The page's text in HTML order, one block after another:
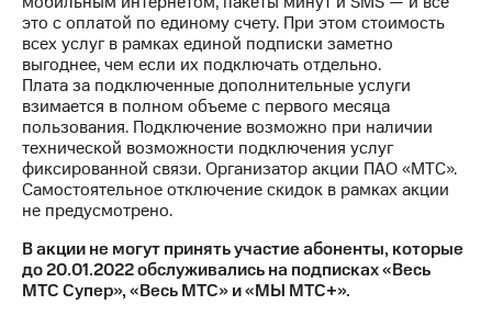
Заказать
SIM-
карту
Оформить
eSIM
SIM-
карта
для
Оформить
чистый
дешевле
при
оплате
с карты
МТС
Деньги
Выберите
и подключите
ТВ
тарифом
это с оплатой по единому счету. При этом стоимость
всех услуг в рамках единой подписки заметно
выгоднее, чем если их подключать отдельно.
Плата за подключенные дополнительные услуги
взимается в полном объеме с первого месяца
пользования. Подключение возможно при наличии
технической возможности подключения услуг
фиксированной связи. Организатор акции ПАО «МТС».
Самостоятельное отключение скидок в рамках акции
не предусмотрено.
В акции не могут принять участие абоненты, которые
до 20.01.2022 обслуживались на подписках «Весь
МТС Супер», «Весь МТС» и «МЫ МТС+».